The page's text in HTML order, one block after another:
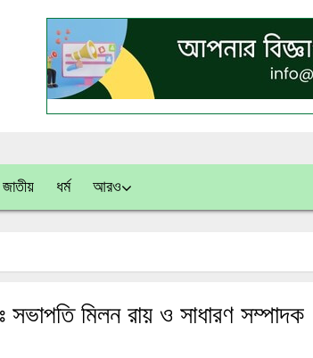
জাতীয় ধর্ম আরও
সভাপতি মিলন রায় ও সাধারণ সম্পাদক